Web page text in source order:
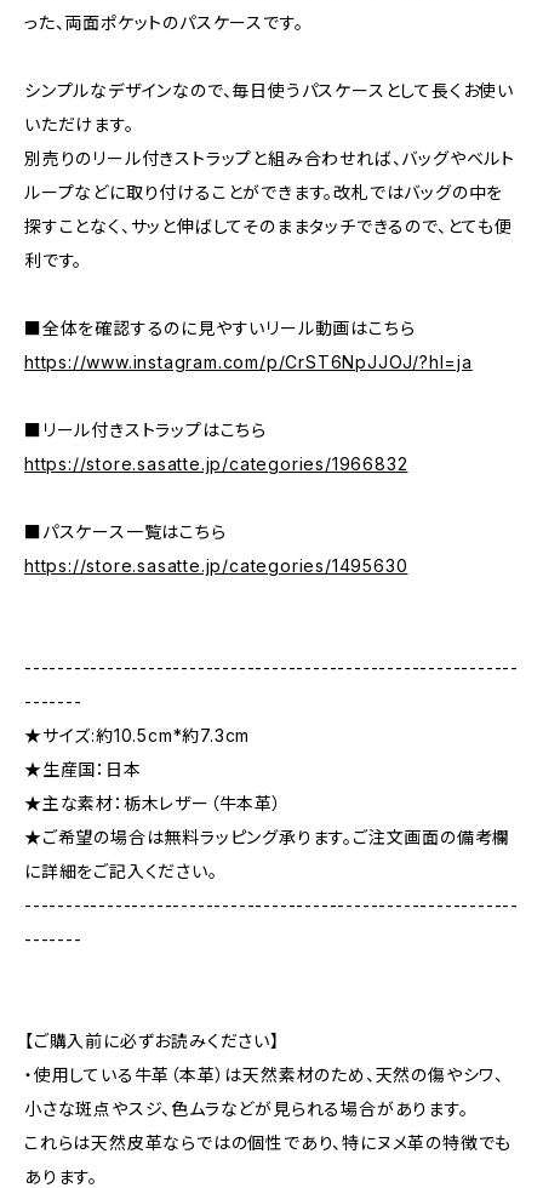
った、両面ポケットのパスケースです。
シンプルなデザインなので、毎日使うパスケースとして長くお使い
いただけます。
別売りのリール付きストラップと組み合わせれば、バッグやベルト
ループなどに取り付けることができます。改札ではバッグの中を
探すことなく、サッと伸ばしてそのままタッチできるので、とても便
利です。
■全体を確認するのに見やすいリール動画はこちら
https://www.instagram.com/p/CrST6NpJJOJ/?hl=ja
■リール付きストラップはこちら
https://store.sasatte.jp/categories/1966832
■パスケース一覧はこちら
https://store.sasatte.jp/categories/1495630
------------------------------------------------------------
-------
★サイズ:約10.5cm*約7.3cm
★生産国：日本
★主な素材：栃木レザー（牛本革）
★ご希望の場合は無料ラッピング承ります。ご注文画面の備考欄
に詳細をご記入ください。
------------------------------------------------------------
-------
【ご購入前に必ずお読みください】
・使用している牛革（本革）は天然素材のため、天然の傷やシワ、
小さな斑点やスジ、色ムラなどが見られる場合があります。
これらは天然皮革ならではの個性であり、特にヌメ革の特徴でも
あります。